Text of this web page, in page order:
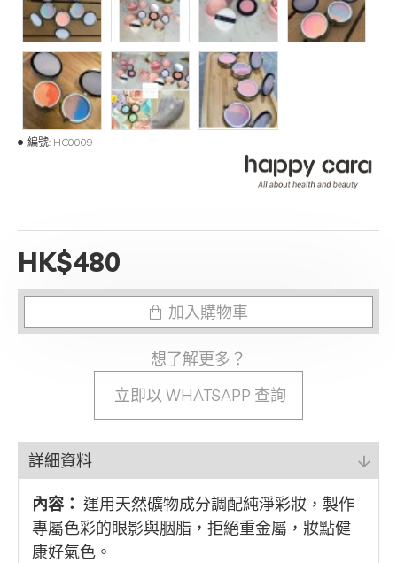
HK$480
編號: HC0009
加入購物車
想了解更多？
立即以 WHATSAPP 查詢
詳細資料
內容： 運用天然礦物成分調配純淨彩妝，製作
專屬色彩的眼影與胭脂，拒絕重金屬，妝點健
康好氣色。